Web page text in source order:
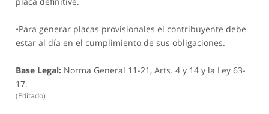
•Para generar placas provisionales el contribuyente debe
estar al día en el cumplimiento de sus obligaciones.
Base Legal:Norma General 11-21, Arts. 4 y 14 y la Ley 63-
17.
(Editado)